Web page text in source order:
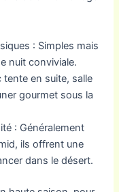
: Simples mais
nuit conviviale.
tente en suite, salle
gourmet sous la
: Généralement
ils offrent une
dans le désert.